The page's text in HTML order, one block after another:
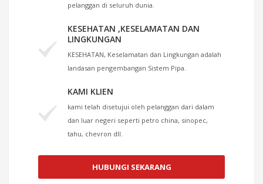
pelanggan di seluruh dunia.
KESEHATAN ,KESELAMATAN DAN
LINGKUNGAN
KESEHATAN, Keselamatan dan Lingkungan adalah
landasan pengembangan Sistem Pipa.
KAMI KLIEN
kami telah disetujui oleh pelanggan dari dalam
dan luar negeri seperti petro china, sinopec,
tahu, chevron dll.
HUBUNGI SEKARANG